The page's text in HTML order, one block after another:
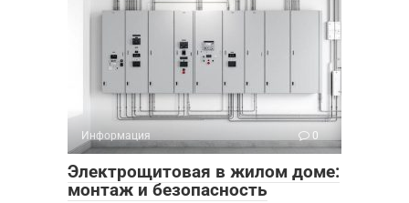
Информация 0
Электрощитовая в жилом доме:
монтаж и безопасность